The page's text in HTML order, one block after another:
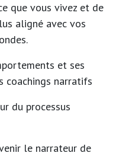
que vous vivez et de
aligné avec vos
et ses
coachings narratifs
du processus
le narrateur de